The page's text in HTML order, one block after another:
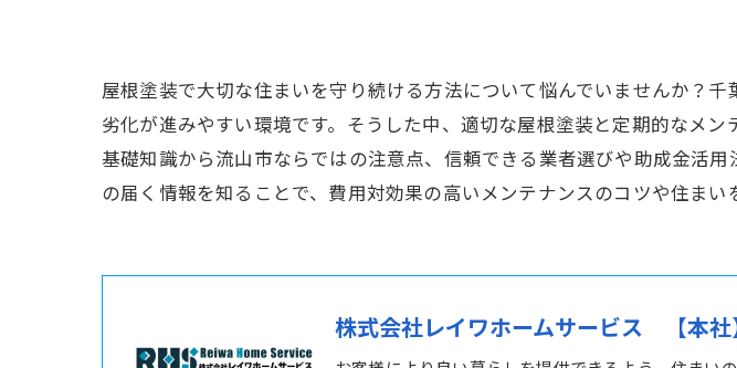
屋根塗装で大切な住まいを守り続ける方法について悩んでいませんか？
劣化が進みやすい環境です。そうした中、適切な屋根塗装と定期的なメ
基礎知識から流山市ならではの注意点、信頼できる業者選びや助成金活
の届く情報を知ることで、費用対効果の高いメンテナンスのコツや住まい
株式会社レイワホームサービス 【本社